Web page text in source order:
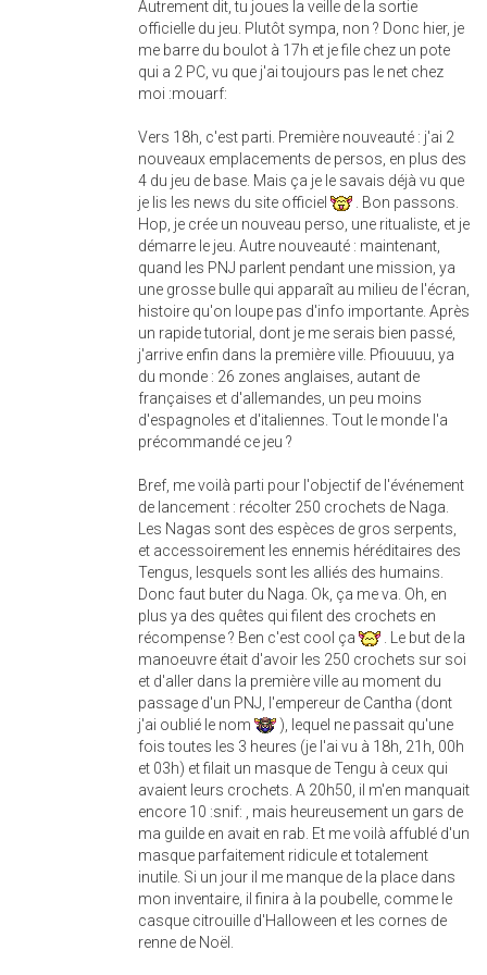
Autrement dit, tu joues la veille de la sortie
officielle du jeu. Plutôt sympa, non ? Donc hier, je
me barre du boulot à 17h et je file chez un pote
qui a 2 PC, vu que j'ai toujours pas le net chez
moi :mouarf:
Vers 18h, c'est parti. Première nouveauté : j'ai 2
nouveaux emplacements de persos, en plus des
4 du jeu de base. Mais ça je le savais déjà vu que
je lis les news du site officiel
. Bon passons.
Hop, je crée un nouveau perso, une ritualiste, et je
démarre le jeu. Autre nouveauté : maintenant,
quand les PNJ parlent pendant une mission, ya
une grosse bulle qui apparaît au milieu de l'écran,
histoire qu'on loupe pas d'info importante. Après
un rapide tutorial, dont je me serais bien passé,
j'arrive enfin dans la première ville. Pfiouuuu, ya
du monde : 26 zones anglaises, autant de
françaises et d'allemandes, un peu moins
d'espagnoles et d'italiennes. Tout le monde l'a
précommandé ce jeu ?
Bref, me voilà parti pour l'objectif de l'événement
de lancement : récolter 250 crochets de Naga.
Les Nagas sont des espèces de gros serpents,
et accessoirement les ennemis héréditaires des
Tengus, lesquels sont les alliés des humains.
Donc faut buter du Naga. Ok, ça me va. Oh, en
plus ya des quêtes qui filent des crochets en
récompense ? Ben c'est cool ça
. Le but de la
manoeuvre était d'avoir les 250 crochets sur soi
et d'aller dans la première ville au moment du
passage d'un PNJ, l'empereur de Cantha (dont
j'ai oublié le nom
), lequel ne passait qu'une
fois toutes les 3 heures (je l'ai vu à 18h, 21h, 00h
et 03h) et filait un masque de Tengu à ceux qui
avaient leurs crochets. A 20h50, il m'en manquait
encore 10 :snif: , mais heureusement un gars de
ma guilde en avait en rab. Et me voilà affublé d'un
masque parfaitement ridicule et totalement
inutile. Si un jour il me manque de la place dans
mon inventaire, il finira à la poubelle, comme le
casque citrouille d'Halloween et les cornes de
renne de Noël.